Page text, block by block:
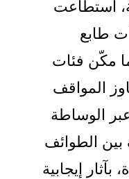
استطاعت
طابع
مكّن فئات
المواقف
الوساطة
بين الطوائف
بآثار إيجابية